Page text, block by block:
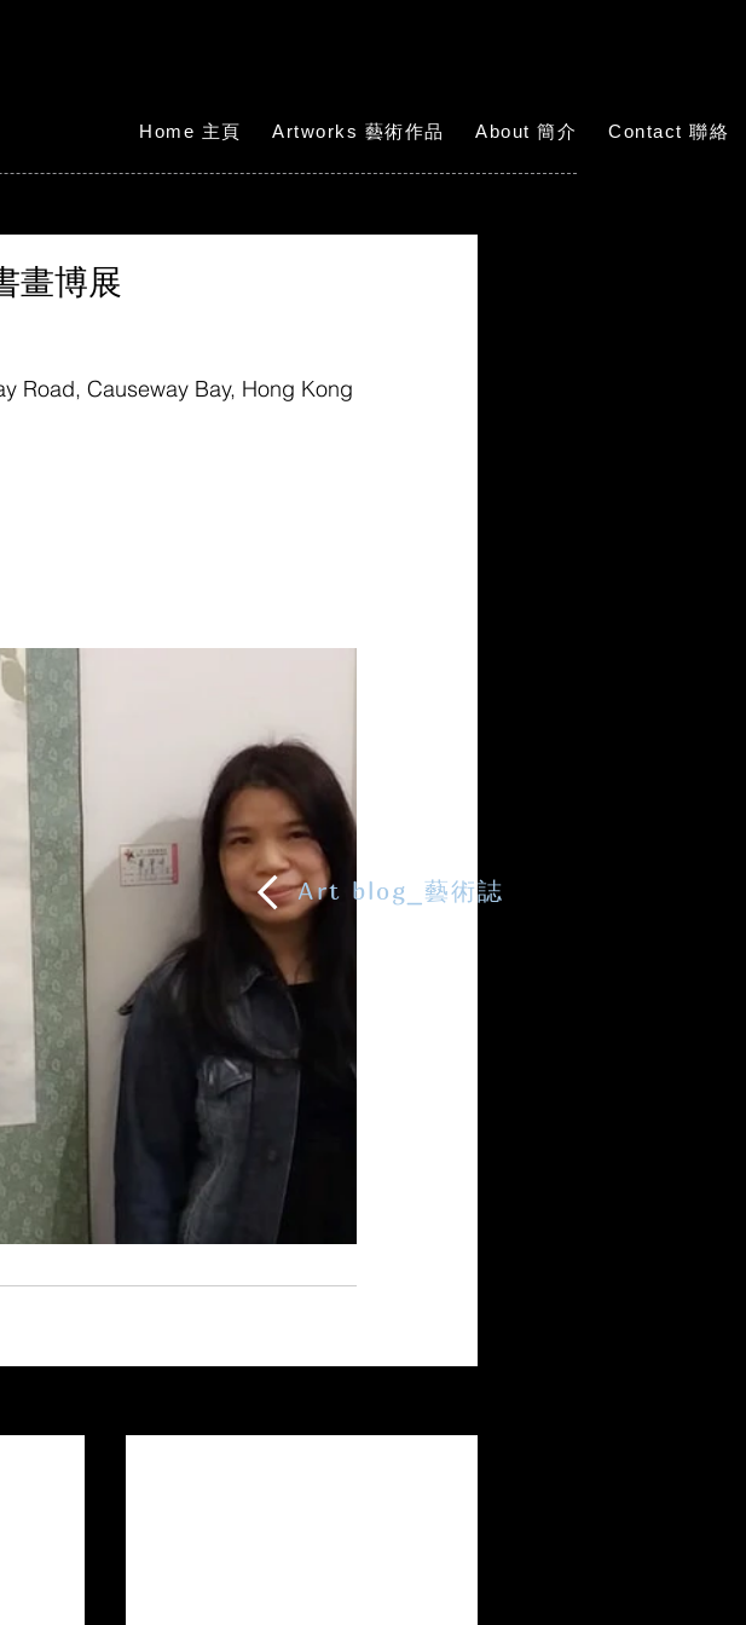
Home 主頁 Artworks 藝術作品 About 簡介 Contact 聯絡
Art blog_藝術誌
畫博展
Road, Causeway Bay, Hong Kong